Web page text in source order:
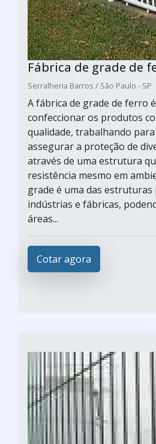
Fábrica de grade de
Serralheria Barros / São Paulo - SP
A fábrica de grade de ferro
confeccionar os produtos
qualidade, trabalhando
assegurar a proteção de
através de uma estrutura
resistência mesmo em
grade é uma das
indústrias e fábricas,
áreas...
Cotar agora